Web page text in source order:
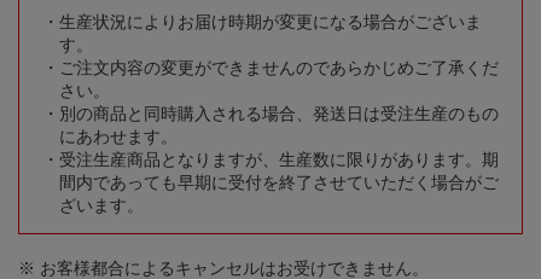
生産状況によりお届け時期が変更になる場合がございま
す。
ご注文内容の変更ができませんのであらかじめご了承くだ
さい。
別の商品と同時購入される場合、発送日は受注生産のもの
にあわせます。
受注生産商品となりますが、生産数に限りがあります。期
間内であっても早期に受付を終了させていただく場合がご
ざいます。
※ お客様都合によるキャンセルはお受けできません。